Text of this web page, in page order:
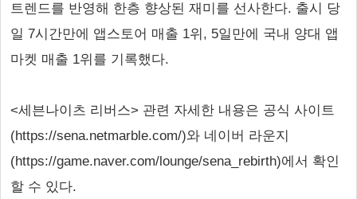
트렌드를 반영해 한층 향상된 재미를 선사한다. 출시 당
일 7시간만에 앱스토어 매출 1위, 5일만에 국내 양대 앱
마켓 매출 1위를 기록했다.
<세븐나이츠 리버스> 관련 자세한 내용은 공식 사이트
(https://sena.netmarble.com/)와 네이버 라운지
(https://game.naver.com/lounge/sena_rebirth)에서 확인
할 수 있다.